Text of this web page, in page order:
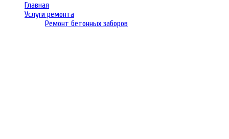
Главная
Услуги ремонта
Ремонт бетонных заборов